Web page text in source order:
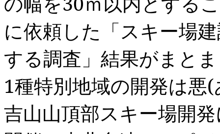
に依頼した「スキー場
する調査」結果がまと
1種特別地域の開発は悪(
吉山山頂部スキー場開